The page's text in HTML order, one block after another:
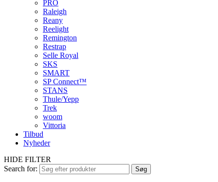
PRO
Raleigh
Reany
Reelight
Remington
Restrap
Selle Royal
SKS
SMART
SP Connect™
STANS
Thule/Yepp
Trek
woom
Vittoria
Tilbud
Nyheder
HIDE FILTER
Search for:
Søg